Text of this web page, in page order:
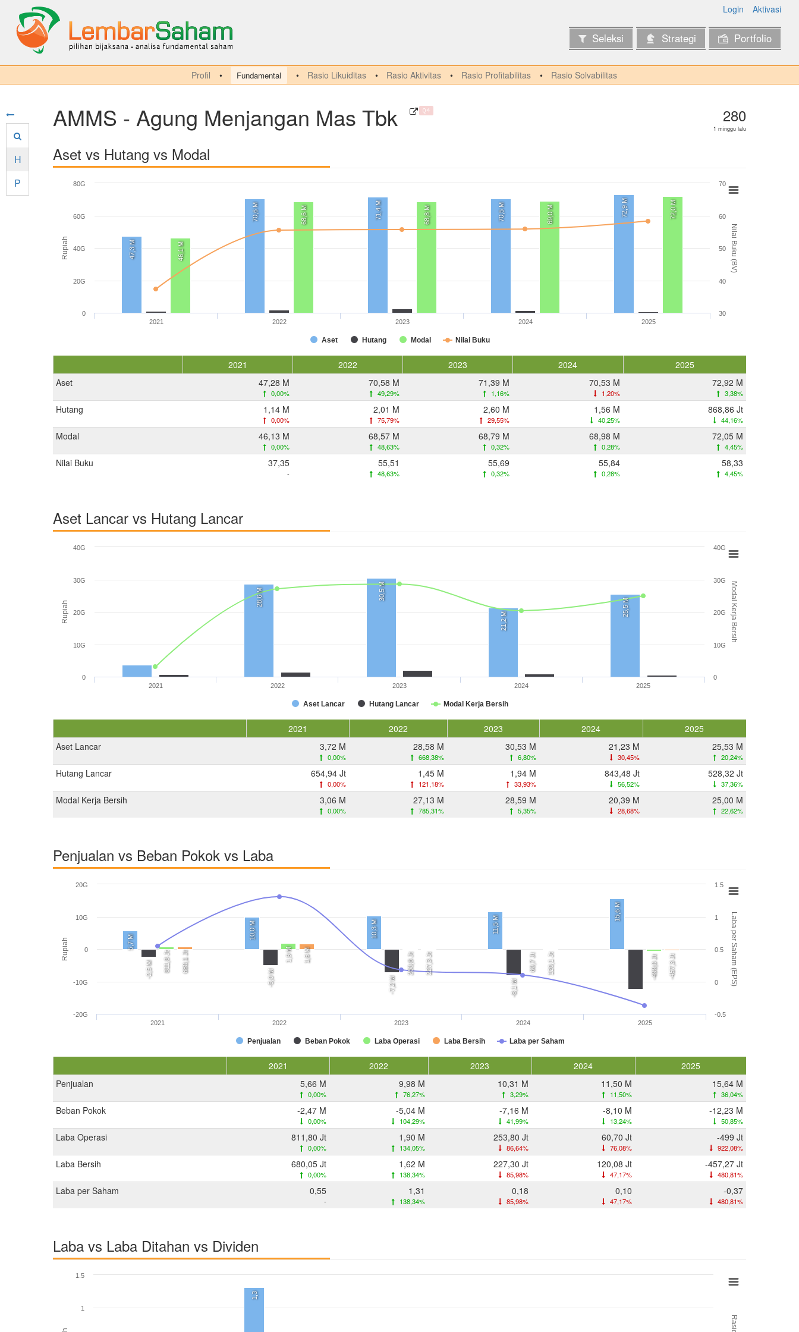
Login Aktivasi
Seleksi Strategi Portfolio
Profil Fundamental Rasio Likuiditas Rasio Aktivitas Rasio Profitabilitas Rasio Solvabilitas
H
P
AMMS - Agung Menjangan Mas Tbk Q4 280
1 minggu lalu
Aset vs Hutang vs Modal
Rupiah Nilai Buku (BV)
47,3 M
70,6 M 71,4 M 70,5 M 72,9 M
46,1 M
68,6 M 68,8 M 69,0 M 72,0 M
Aset Hutang Modal Nilai Buku
2021 2022 2023 2024 2025
0
20G
40G
60G
80G
30
40
50
60
70
2021 2022 2023 2024
2025
Aset
47,28 M
0,00%
70,58 M
49,29%
71,39 M
1,16%
70,53 M
1,20%
72,92 M
3,38%
Hutang 1,14 M
0,00%
2,01 M
75,79%
2,60 M
29,55%
1,56 M
40,25%
868,86 Jt
44,16%
Modal 46,13 M
0,00%
68,57 M
48,63%
68,79 M
0,32%
68,98 M
0,28%
72,05 M
4,45%
Nilai Buku 37,35
-
55,51
48,63%
55,69
0,32%
55,84
0,28%
58,33
4,45%
Aset Lancar vs Hutang Lancar
Rupiah Modal Kerja Bersih
28,6 M
30,5 M
21,2 M
25,5 M
Aset Lancar Hutang Lancar Modal Kerja Bersih
2021 2022 2023 2024 2025
0
10G
20G
30G
40G
0
10G
20G
30G
40G
2021 2022 2023 2024
2025
Aset Lancar
3,72 M
0,00%
28,58 M
668,38%
30,53 M
6,80%
21,23 M
30,45%
25,53 M
20,24%
Hutang Lancar 654,94 Jt
0,00%
1,45 M
121,18%
1,94 M
33,93%
843,48 Jt
56,52%
528,32 Jt
37,36%
Modal Kerja Bersih 3,06 M
0,00%
27,13 M
785,31%
28,59 M
5,35%
20,39 M
28,68%
25,00 M
22,62%
Penjualan vs Beban Pokok vs Laba
Rupiah Laba per Saham (EPS)
5,7 M
10,0 M 10,3 M 11,5 M
15,6 M
-2,5 M -5,0 M -7,2 M -8,1 M
811,8 Jt 1,9 M 253,8 Jt 60,7 Jt -499,0 Jt
680,1 Jt 1,6 M 227,3 Jt 120,1 Jt -457,3 Jt
Penjualan Beban Pokok Laba Operasi Laba Bersih Laba per Saham
2021 2022 2023 2024 2025
-20G
-10G
0
10G
20G
-0.5
0
0.5
1
1.5
2021 2022 2023 2024
2025
Penjualan
5,66 M
0,00%
9,98 M
76,27%
10,31 M
3,29%
11,50 M
11,50%
15,64 M
36,04%
Beban Pokok -2,47 M
0,00%
-5,04 M
104,29%
-7,16 M
41,99%
-8,10 M
13,24%
-12,23 M
50,85%
Laba Operasi 811,80 Jt
0,00%
1,90 M
134,05%
253,80 Jt
86,64%
60,70 Jt
76,08%
-499 Jt
922,08%
Laba Bersih 680,05 Jt
0,00%
1,62 M
138,34%
227,30 Jt
85,98%
120,08 Jt
47,17%
-457,27 Jt
480,81%
Laba per Saham 0,55
-
1,31
138,34%
0,18
85,98%
0,10
47,17%
-0,37
480,81%
Laba vs Laba Ditahan vs Dividen
1,3
1
1.5